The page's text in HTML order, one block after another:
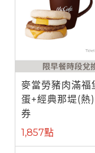
麥當勞豬肉滿福
蛋+經典那堤(熱
券
1,857點